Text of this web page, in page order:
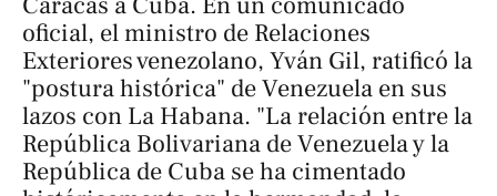
oficial, el ministro de Relaciones
Exteriores venezolano, Yván Gil, ratificó la
"postura histórica" de Venezuela en sus
lazos con La Habana. "La relación entre la
República Bolivariana de Venezuela y la
República de Cuba se ha cimentado